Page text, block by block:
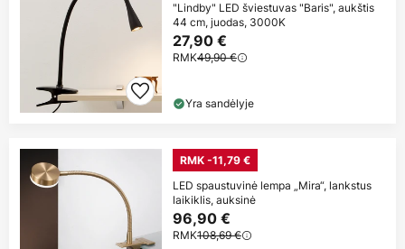
"Lindby" LED šviestuvas "Baris", aukštis
44 cm, juodas, 3000K
27,90 €
RMK49,90 €
Yra sandėlyje
RMK -11,79 €
LED spaustuvinė lempa „Mira“, lankstus
laikiklis, auksinė
96,90 €
RMK108,69 €